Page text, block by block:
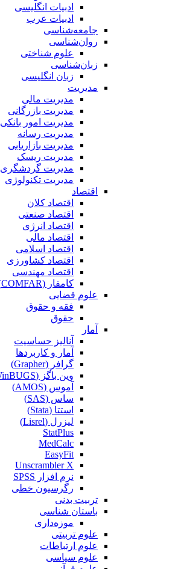
ادبیات انگلیسی
ادبیات عرب
جامعه‌شناسی
روان‌شناسی
علوم شناختی
زبان‌شناسی
زبان انگلیسی
مدیریت
مدیریت مالی
مدیریت بازرگانی
مدیریت امور بانکی
مدیریت رسانه
مدیریت بازاریابی
مدیریت ریسک
مدیریت گردشگری
مدیریت تکنولوژی
اقتصاد
اقتصاد کلان
اقتصاد صنعتی
اقتصاد انرژی
اقتصاد مالی
اقتصاد اسلامی
اقتصاد کشاورزی
اقتصاد مهندسی
کامفار (COMFAR)
علوم قضایی
فقه و حقوق
حقوق
آمار
آنالیز حساسیت
آمار و کاربردها
گرافر (Grapher)
وین باگز (WinBUGS)
آموس (AMOS)
ساس (SAS)
استتا (Stata)
لیزرل (Lisrel)
StatPlus
MedCalc
EasyFit
Unscrambler X
نرم افزار SPSS
رگرسیون خطی
تربیت بدنی
باستان شناسی
موزه‌داری
علوم تربیتی
علوم ارتباطات
علوم سیاسی